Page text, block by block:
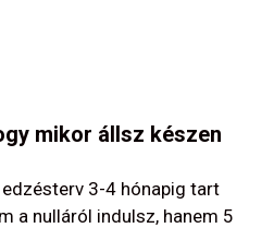
mikor állsz készen
3-4 hónapig tart
a nulláról indulsz, hanem 5